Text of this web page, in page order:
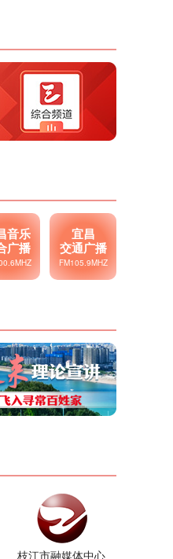
音乐
广播
宜昌
交通广播
FM105.9MHZ
枝江市融媒体中心